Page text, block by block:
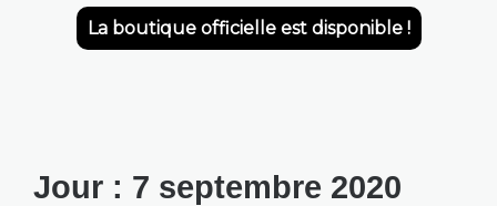
La boutique officielle est disponible !
Jour : 7 septembre 2020